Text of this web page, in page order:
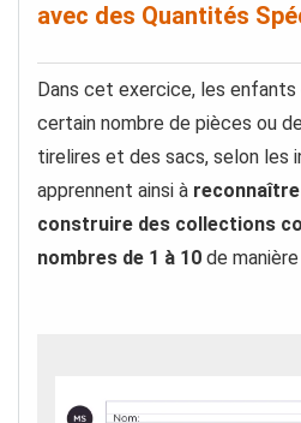
avec des Quantités
Dans cet exercice, les
certain nombre de pièces ou
tirelires et des sacs, selon les
apprennent ainsi à
construire des collections
nombres de 1 à 10 de